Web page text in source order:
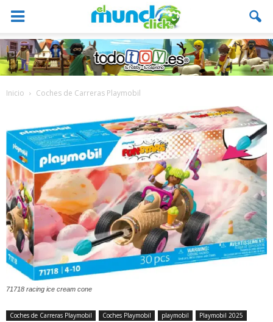
Inicio Coches de Carreras Playmobil
71718 racing ice cream cone
Coches de Carreras Playmobil Coches Playmobil playmobil Playmobil 2025